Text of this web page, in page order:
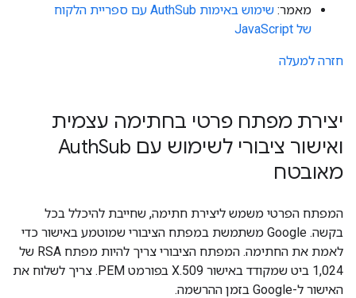
מאמר:
שימוש באימות AuthSub עם ספריית הלקוח
של JavaScript
חזרה למעלה
יצירת מפתח פרטי בחתימה עצמית
ואישור ציבורי לשימוש עם Auth Sub
מאובטח
המפתח הפרטי משמש ליצירת חתימה, שחייבת להיכלל בכל
בקשה. ‫Google משתמשת במפתח הציבורי שמוטמע באישור כדי
לאמת את החתימה. המפתח הציבורי צריך להיות מפתח RSA של
1,024 ביט שמקודד באישור X.509 בפורמט PEM. צריך לשלוח את
האישור ל-Google בזמן ההרשמה.